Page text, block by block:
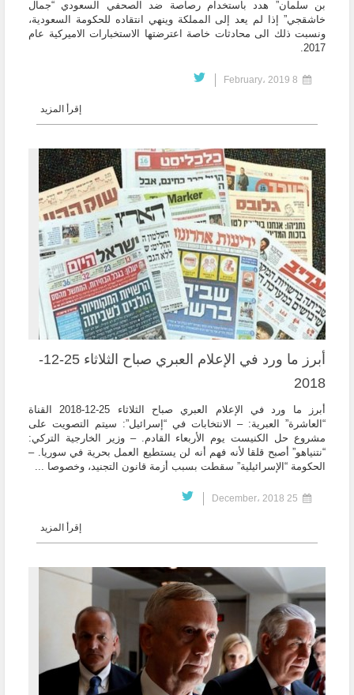
بن سلمان” هدد باستخدام رصاصة ضد الصحفي السعودي “جمال
خاشقجي” إذا لم يعد إلى المملكة وينهي انتقاده للحكومة السعودية،
ونسبت ذلك الى محادثات خاصة اعترضتها الاستخبارات الاميركية عام
2017.
إقرأ المزيد
أبرز ما ورد في الإعلام العبري صباح الثلاثاء 25-12-
2018
أبرز ما ورد في الإعلام العبري صباح الثلاثاء 25-12-2018 القناة
“العاشرة” العبرية: – الانتخابات في “إسرائيل”: سيتم التصويت على
مشروع حل الكنيست يوم الأربعاء القادم. – وزير الخارجية التركي:
“نتنياهو” أصبح قلقا لأنه فهم أنه لن يستطيع العمل بحرية في سوريا. –
الحكومة “الإسرائيلية” سقطت بسبب أزمة قانون التجنيد، وخصوصا ...
إقرأ المزيد